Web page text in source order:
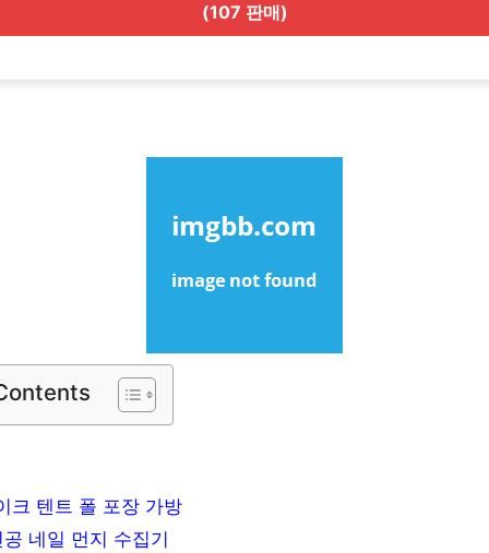
(107 판매)
크 텐트 폴 포장 가방
네일 먼지 수집기